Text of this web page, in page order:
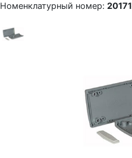
Номенклатурный номер: